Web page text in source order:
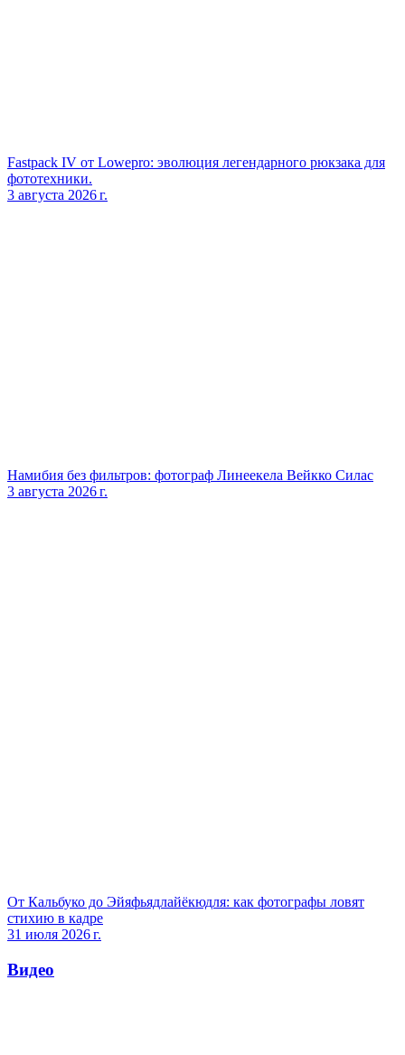
Fastpack IV от Lowepro: эволюция легендарного рюкзака для
фототехники.
3 августа 2026 г.
Намибия без фильтров: фотограф Линеекела Вейкко Силас
3 августа 2026 г.
От Кальбуко до Эйяфьядлайёкюдля: как фотографы ловят
стихию в кадре
31 июля 2026 г.
Видео